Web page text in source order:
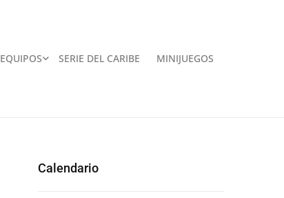
EQUIPOS SERIE DEL CARIBE MINIJUEGOS
Calendario